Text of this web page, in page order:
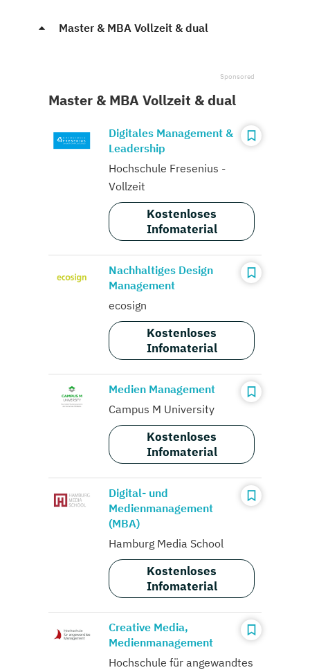
Master & MBA Vollzeit & dual
Master & MBA Vollzeit & dual
Digitales Management &
Leadership
Hochschule Fresenius -
Vollzeit
Kostenloses
Infomaterial
Nachhaltiges Design
Management
ecosign
Kostenloses
Infomaterial
Medien Management
Campus M University
Kostenloses
Infomaterial
Digital- und
Medienmanagement
(MBA)
Hamburg Media School
Kostenloses
Infomaterial
Creative Media,
Medienmanagement
Hochschule für angewandtes